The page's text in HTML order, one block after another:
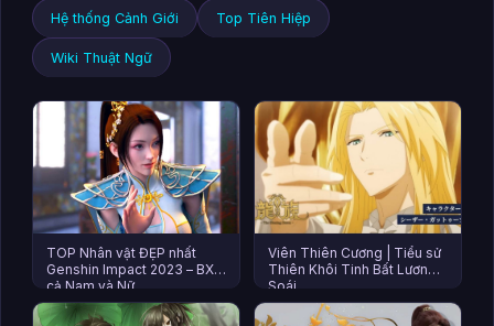
Hệ thống Cảnh Giới Top Tiên Hiệp
Wiki Thuật Ngữ
TOP Nhân vật ĐẸP nhất
Genshin Impact 2023 – BXH
cả Nam và Nữ
Viên Thiên Cương | Tiểu sử
Thiên Khôi Tinh Bất Lương
Soái